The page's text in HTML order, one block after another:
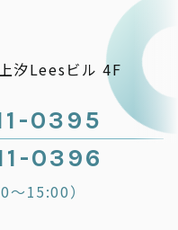
汐Leesビル 4F
0395
0396
～15:00）